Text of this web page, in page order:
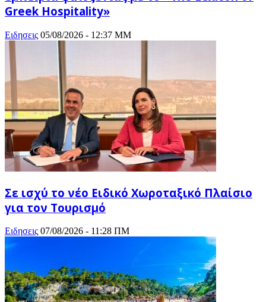
Greek Hospitality»
Ειδησεις 05/08/2026 - 12:37 ΜΜ
Σε ισχύ το νέο Ειδικό Χωροταξικό Πλαίσιο
για τον Τουρισμό
Ειδησεις 07/08/2026 - 11:28 ΠΜ